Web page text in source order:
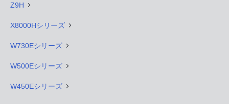
Z9H
X8000Hシリーズ
W730Eシリーズ
W500Eシリーズ
W450Eシリーズ